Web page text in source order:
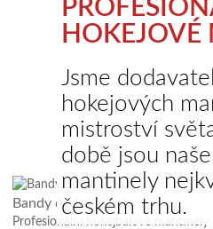
Jsme
hokejových
mistroství
době jsou
mantinely
českém trhu.
Bandy do hokejbal
Profesionální hokejbalové mantinely